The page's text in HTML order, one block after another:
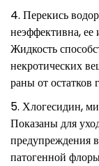
Перекись
неэффективна, ее
Жидкость
некротических
раны от остатков
Хлогесидин,
Показаны для
предупреждения
патогенной